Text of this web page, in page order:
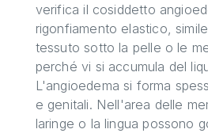
verifica il cosiddetto
rigonfiamento elastico,
tessuto sotto la pelle o le
perché vi si accumula del
L'angioedema si forma
e genitali. Nell'area delle
laringe o la lingua possono